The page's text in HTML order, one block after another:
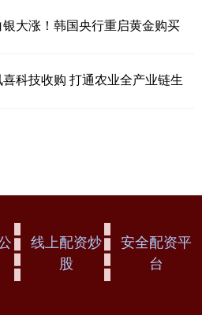
大涨！韩国央行重启黄金购买
科技收购 打通农业全产业链生
线上配资炒
股
安全配资平
台